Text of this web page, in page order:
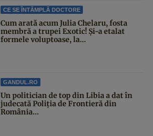
CE SE ÎNTÂMPLĂ DOCTORE
Cum arată acum Julia Chelaru, fosta
membră a trupei Exotic! Și-a etalat
formele voluptoase, la...
GANDUL.RO
Un politician de top din Libia a dat în
judecată Poliția de Frontieră din
România...